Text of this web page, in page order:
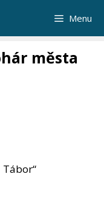
Menu
města
Tábor“